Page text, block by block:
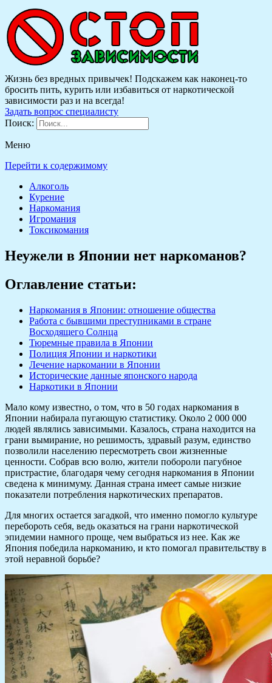
Жизнь без вредных привычек! Подскажем как наконец-то
бросить пить, курить или избавиться от наркотической
зависимости раз и на всегда!
Задать вопрос специалисту
Поиск:
Меню
Перейти к содержимому
Алкоголь
Курение
Наркомания
Игромания
Токсикомания
Неужели в Японии нет наркоманов?
Оглавление статьи:
Наркомания в Японии: отношение общества
Работа с бывшими преступниками в стране
Восходящего Солнца
Тюремные правила в Японии
Полиция Японии и наркотики
Лечение наркомании в Японии
Исторические данные японского народа
Наркотики в Японии
Мало кому известно, о том, что в 50 годах наркомания в
Японии набирала пугающую статистику. Около 2 000 000
людей являлись зависимыми. Казалось, страна находится на
грани вымирание, но решимость, здравый разум, единство
позволили населению пересмотреть свои жизненные
ценности. Собрав всю волю, жители побороли пагубное
пристрастие, благодаря чему сегодня наркомания в Японии
сведена к минимуму. Данная страна имеет самые низкие
показатели потребления наркотических препаратов.
Для многих остается загадкой, что именно помогло культуре
перебороть себя, ведь оказаться на грани наркотической
эпидемии намного проще, чем выбраться из нее. Как же
Япония победила наркоманию, и кто помогал правительству в
этой неравной борьбе?